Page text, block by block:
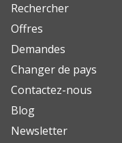
Rechercher
Offres
Demandes
Changer de pays
Contactez-nous
Blog
Newsletter